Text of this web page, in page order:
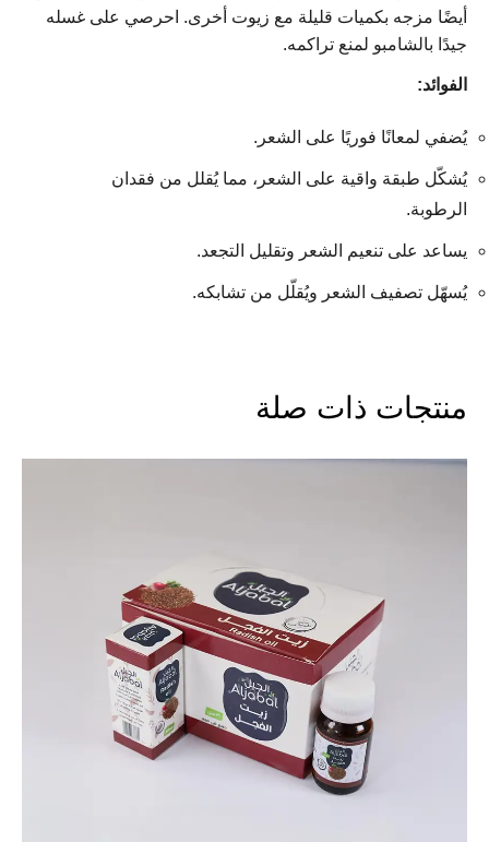
أيضًا مزجه بكميات قليلة مع زيوت أخرى. احرصي على غسله
جيدًا بالشامبو لمنع تراكمه.
الفوائد:
يُضفي لمعانًا فوريًا على الشعر.
يُشكّل طبقة واقية على الشعر، مما يُقلل من فقدان
الرطوبة.
يساعد على تنعيم الشعر وتقليل التجعد.
يُسهّل تصفيف الشعر ويُقلّل من تشابكه.
منتجات ذات صلة